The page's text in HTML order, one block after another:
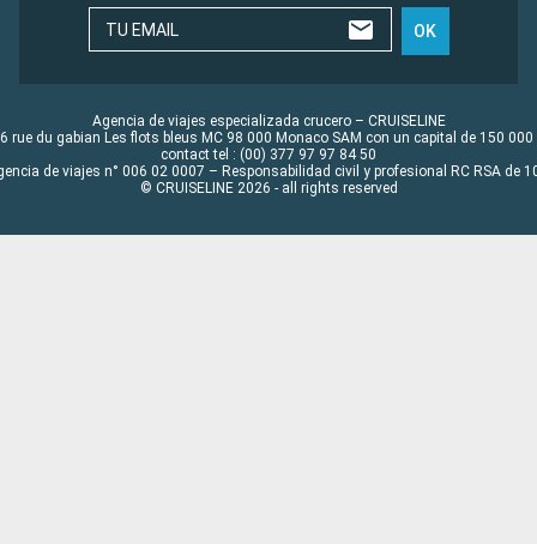
TU EMAIL OK
Agencia de viajes especializada crucero – CRUISELINE
rue du gabian Les flots bleus MC 98 000 Monaco SAM con un capital de 150 000
contact tel : (00) 377 97 97 84 50
de viajes n° 006 02 0007 – Responsabilidad civil y profesional RC RSA de
© CRUISELINE 2026 - all rights reserved